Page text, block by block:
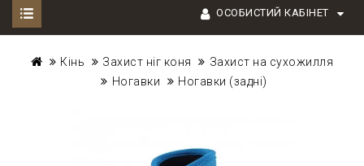
ОСОБИСТИЙ КАБІНЕТ
Кінь Захист ніг коня
Захист на сухожилля
Ногавки
Ногавки (задні)